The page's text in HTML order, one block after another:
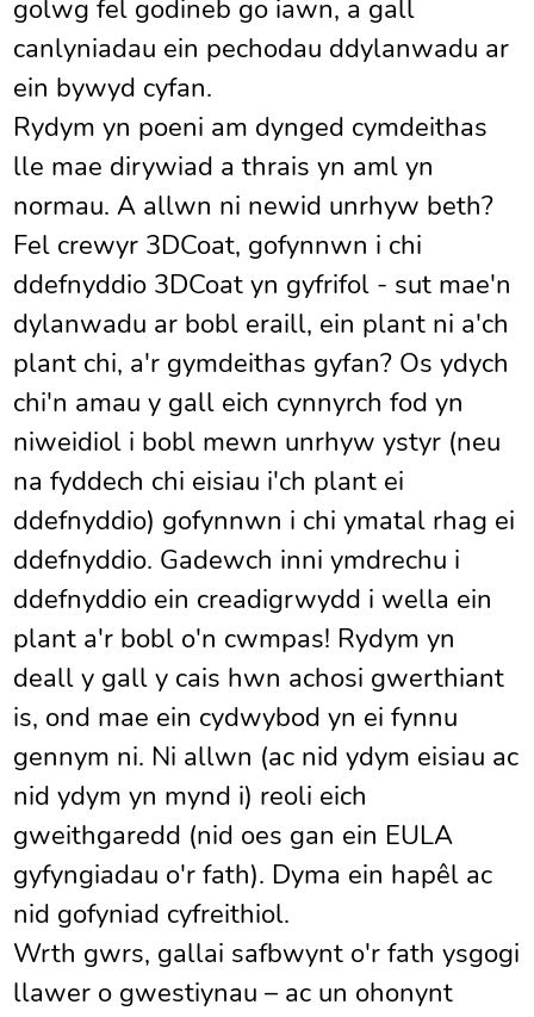
golwg fel godineb go iawn, a gall
canlyniadau ein pechodau ddylanwadu ar
ein bywyd cyfan.
Rydym yn poeni am dynged cymdeithas
lle mae dirywiad a thrais yn aml yn
normau. A allwn ni newid unrhyw beth?
Fel crewyr 3DCoat, gofynnwn i chi
ddefnyddio 3DCoat yn gyfrifol - sut mae'n
dylanwadu ar bobl eraill, ein plant ni a'ch
plant chi, a'r gymdeithas gyfan? Os ydych
chi'n amau ​​y gall eich cynnyrch fod yn
niweidiol i bobl mewn unrhyw ystyr (neu
na fyddech chi eisiau i'ch plant ei
ddefnyddio) gofynnwn i chi ymatal rhag ei
​​ddefnyddio. Gadewch inni ymdrechu i
ddefnyddio ein creadigrwydd i wella ein
plant a'r bobl o'n cwmpas! Rydym yn
deall y gall y cais hwn achosi gwerthiant
is, ond mae ein cydwybod yn ei fynnu
gennym ni. Ni allwn (ac nid ydym eisiau ac
nid ydym yn mynd i) reoli eich
gweithgaredd (nid oes gan ein EULA
gyfyngiadau o'r fath). Dyma ein hapêl ac
nid gofyniad cyfreithiol.
Wrth gwrs, gallai safbwynt o'r fath ysgogi
llawer o gwestiynau – ac un ohonynt